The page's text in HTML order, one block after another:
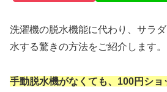
洗濯機の脱水機能に代わり、サラ
水する驚きの方法をご紹介します。
手動脱水機がなくても、100円シ